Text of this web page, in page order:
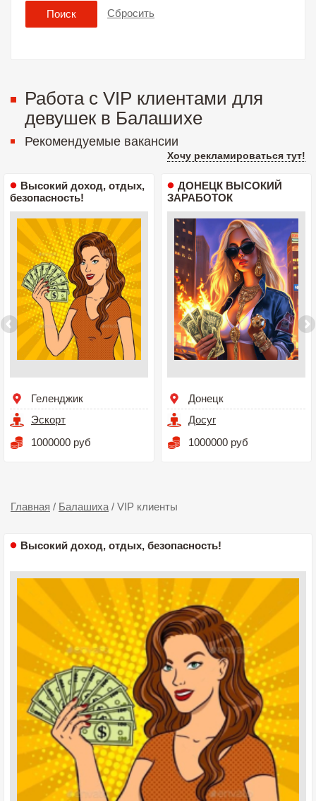
Поиск Сбросить
Работа с VIP клиентами для
девушек в Балашихе
Рекомендуемые вакансии
Хочу рекламироваться тут!
Высокий доход, отдых,
безопасность!
Геленджик
Эскорт
1000000 руб
ДОНЕЦК ВЫСОКИЙ
ЗАРАБОТОК
Донецк
Досуг
1000000 руб
Главная / Балашиха / VIP клиенты
Высокий доход, отдых, безопасность!